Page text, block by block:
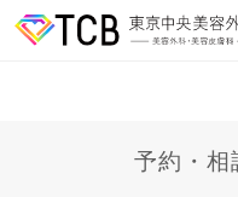
予約・相